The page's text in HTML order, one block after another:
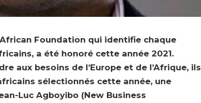
Foundation qui identifie chaque
a été honoré cette année 2021.
aux besoins de l’Europe et de l’Afrique, ils
sélectionnés cette année, une
Luc Agboyibo (New Business